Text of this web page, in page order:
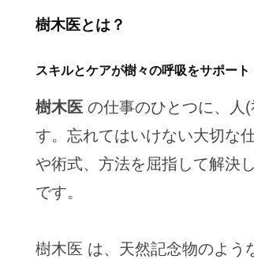
4
月
日
by
樹木医とは？
スキルとケアが樹々の呼吸をサポー
樹木医 の仕事のひとつに、人
す。忘れてはいけない大切な
や術式、方法を屈指して解決
です。
樹木医 は、天然記念物のよう